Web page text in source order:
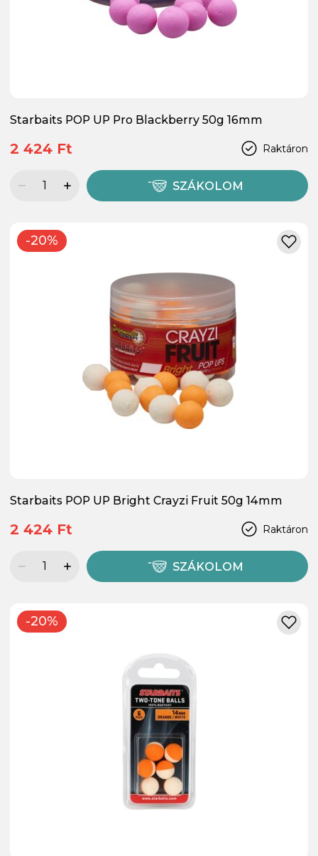
Starbaits POP UP Pro Blackberry 50g 16mm
Raktáron
2 424 Ft
SZÁKOLOM
-20%
Starbaits POP UP Bright Crayzi Fruit 50g 14mm
Raktáron
2 424 Ft
SZÁKOLOM
-20%